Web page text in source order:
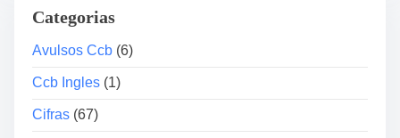
Categorias
Avulsos Ccb (6)
Ccb Ingles (1)
Cifras (67)